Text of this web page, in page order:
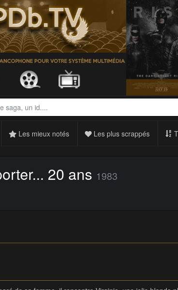
Les mieux notés Les plus scrappés
20 ans 1983